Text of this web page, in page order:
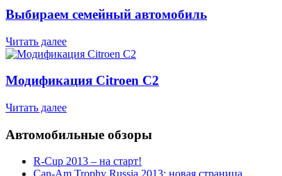
Выбираем семейный автомобиль
Читать далее
Модификация Citroen С2
Читать далее
Автомобильные обзоры
R-Cup 2013 – на старт!